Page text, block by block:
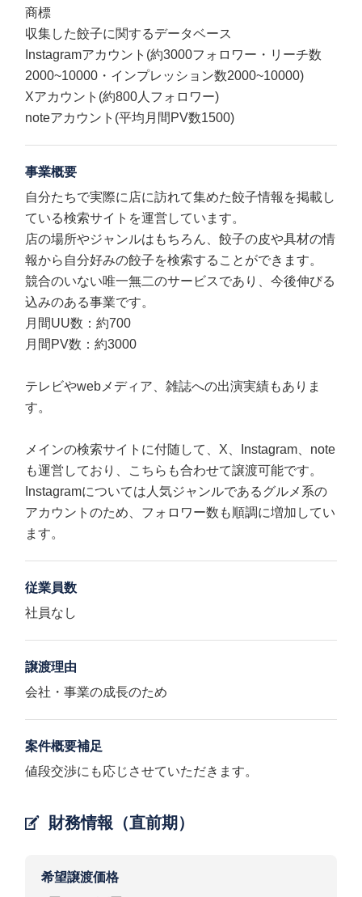
商標
収集した餃子に関するデータベース
Instagramアカウント(約3000フォロワー・リーチ数
2000~10000・インプレッション数2000~10000)
Xアカウント(約800人フォロワー)
noteアカウント(平均月間PV数1500)
事業概要
自分たちで実際に店に訪れて集めた餃子情報を掲載し
ている検索サイトを運営しています。
店の場所やジャンルはもちろん、餃子の皮や具材の情
報から自分好みの餃子を検索することができます。
競合のいない唯一無二のサービスであり、今後伸びる
込みのある事業です。
月間UU数：約700
月間PV数：約3000
テレビやwebメディア、雑誌への出演実績もありま
す。
メインの検索サイトに付随して、X、Instagram、note
も運営しており、こちらも合わせて譲渡可能です。
Instagramについては人気ジャンルであるグルメ系の
アカウントのため、フォロワー数も順調に増加してい
ます。
従業員数
社員なし
譲渡理由
会社・事業の成長のため
案件概要補足
値段交渉にも応じさせていただきます。
財務情報（直前期）
希望譲渡価格